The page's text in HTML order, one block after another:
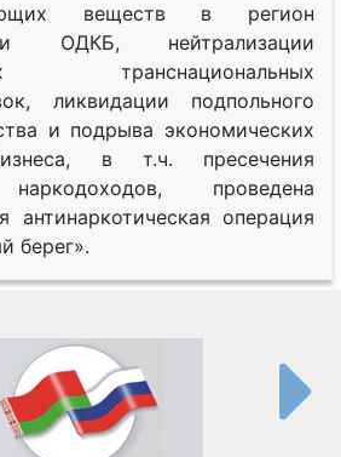
веществ в регион
ОДКБ, нейтрализации
транснациональных
ликвидации подпольного
и подрыва экономических
в т.ч. пресечения
проведена
антинаркотическая операция
берег».